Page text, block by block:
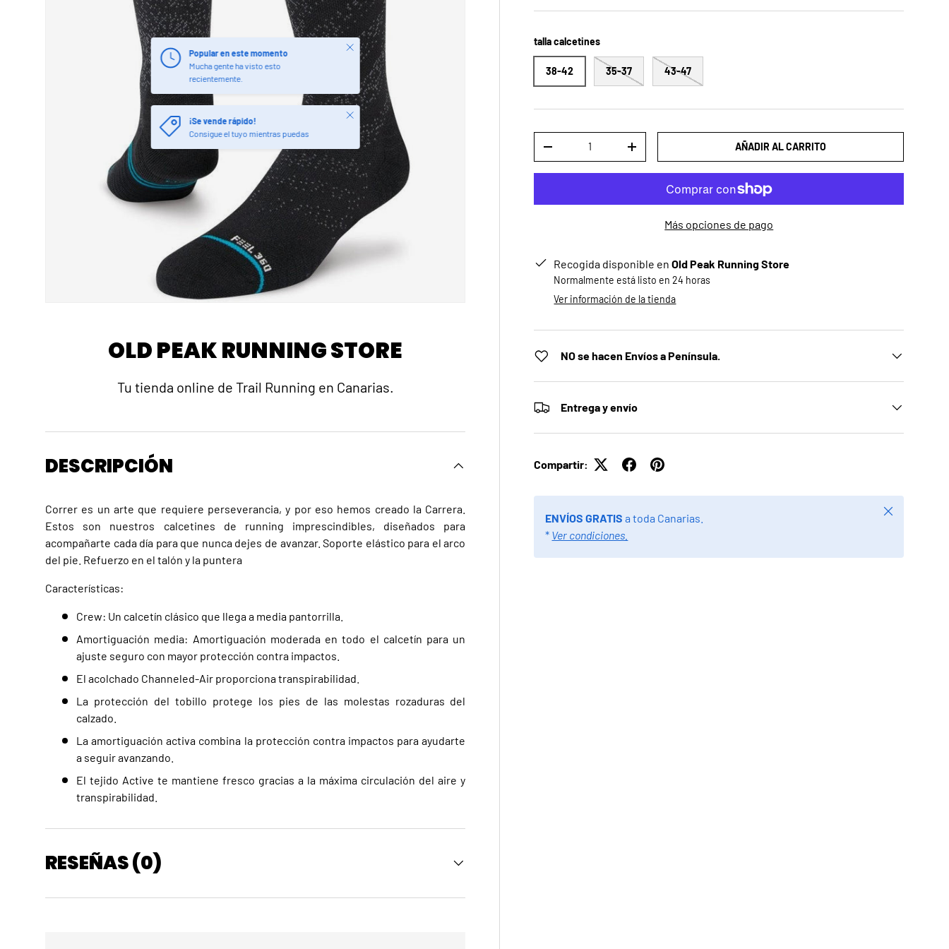
¡Se vende rápido!
Consigue el tuyo mientras puedas
Cerrar
talla calcetines
38-42 35-37 43-47
DISMINUIR CANTIDADAUMENTAR LA CANTIDADAÑADIR AL CARRITO
Más opciones de pago
Recogida disponible enOld Peak Running Store
Normalmente está listo en 24 horas
Ver información de la tienda
NO se hacen Envíos a Península.
Entrega y envío
Compartir:
ENVÍOS GRATISa toda Canarias.
* Ver condiciones.
Cerrar
OLD PEAK RUNNING STORE
Tu tienda online de Trail Running en Canarias.
DESCRIPCIÓN
Correr es un arte que requiere perseverancia, y por eso hemos creado la Carrera.
Estos son nuestros calcetines de running imprescindibles, diseñados para
acompañarte cada día para que nunca dejes de avanzar. Soporte elástico para el arco
del pie. Refuerzo en el talón y la puntera
Características:
Crew: Un calcetín clásico que llega a media pantorrilla.
Amortiguación media: Amortiguación moderada en todo el calcetín para un
ajuste seguro con mayor protección contra impactos.
El acolchado Channeled-Air proporciona transpirabilidad.
La protección del tobillo protege los pies de las molestas rozaduras del
calzado.
La amortiguación activa combina la protección contra impactos para ayudarte
a seguir avanzando.
El tejido Active te mantiene fresco gracias a la máxima circulación del aire y
transpirabilidad.
RESEÑAS (0)